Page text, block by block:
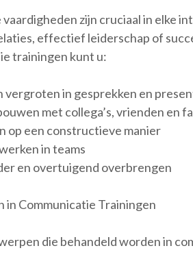
zijn cruciaal in elke
effectief leiderschap of
trainingen kunt u:
in gesprekken en
met collega’s, vrienden en
op een constructieve manier
in teams
en overtuigend overbrengen
in Communicatie Trainingen
die behandeld worden in